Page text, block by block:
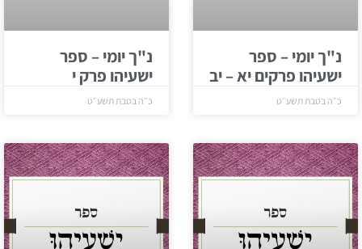
נ"ך יומי – ספר
ישעיהו פרקים יא – יב
כ״ה בטבת תשע״ט
נ"ך יומי – ספר
ישעיהו פרק י
כ״ה בטבת תשע״ט